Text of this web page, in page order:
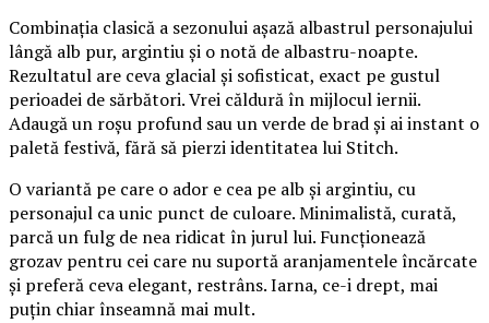
Combinația clasică a sezonului așază albastrul personajului
lângă alb pur, argintiu și o notă de albastru-noapte.
Rezultatul are ceva glacial și sofisticat, exact pe gustul
perioadei de sărbători. Vrei căldură în mijlocul iernii.
Adaugă un roșu profund sau un verde de brad și ai instant o
paletă festivă, fără să pierzi identitatea lui Stitch.
O variantă pe care o ador e cea pe alb și argintiu, cu
personajul ca unic punct de culoare. Minimalistă, curată,
parcă un fulg de nea ridicat în jurul lui. Funcționează
grozav pentru cei care nu suportă aranjamentele încărcate
și preferă ceva elegant, restrâns. Iarna, ce-i drept, mai
puțin chiar înseamnă mai mult.